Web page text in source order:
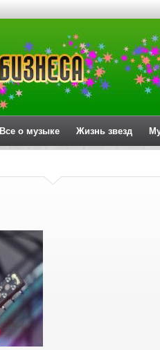
Все о музыке Жизнь звезд